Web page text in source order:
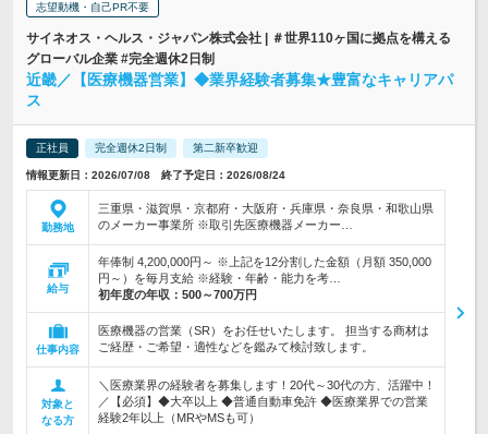
志望動機・自己PR不要
サイネオス・ヘルス・ジャパン株式会社 | ＃世界110ヶ国に拠点を構える
グローバル企業 #完全週休2日制
近畿／【医療機器営業】◆業界経験者募集★豊富なキャリアパ
ス
正社員 完全週休2日制 第二新卒歓迎
情報更新日：2026/07/08 終了予定日：2026/08/24
勤務地
三重県・滋賀県・京都府・大阪府・兵庫県・奈良県・和歌山県
のメーカー事業所 ※取引先医療機器メーカー…
給与
年俸制 4,200,000円～ ※上記を12分割した金額（月額 350,000
円～）を毎月支給 ※経験・年齢・能力を考…
初年度の年収： 500～700万円
仕事内容
医療機器の営業（SR）をお任せいたします。 担当する商材は
ご経歴・ご希望・適性などを鑑みて検討致します。
対象と
なる方
＼医療業界の経験者を募集します！20代～30代の方、活躍中！
／【必須】◆大卒以上 ◆普通自動車免許 ◆医療業界での営業
経験2年以上（MRやMSも可）